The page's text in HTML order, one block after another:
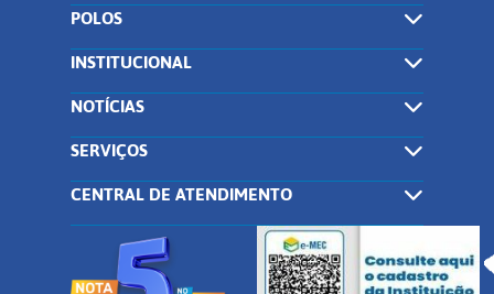
POLOS
INSTITUCIONAL
NOTÍCIAS
SERVIÇOS
CENTRAL DE ATENDIMENTO